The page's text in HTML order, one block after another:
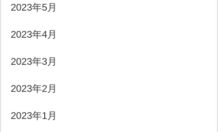
2023年5月
2023年4月
2023年3月
2023年2月
2023年1月